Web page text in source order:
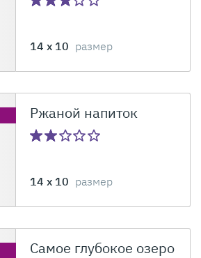
14 x 10 размер
Ржаной напиток
14 x 10 размер
Самое глубокое озеро